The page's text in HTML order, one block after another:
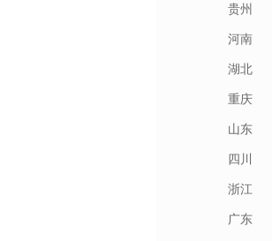
贵州
河南
湖北
重庆
山东
四川
浙江
广东